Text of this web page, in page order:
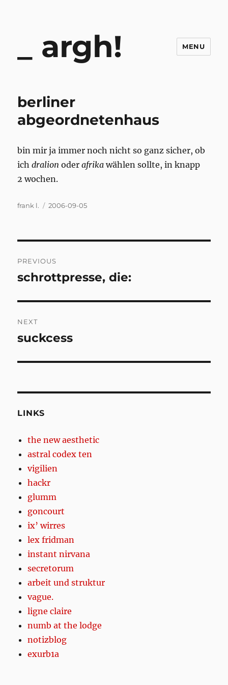
argh! MENU
berliner
abgeordnetenhaus
bin mir ja immer noch nicht so ganz sicher, ob
ichdralion oderafrika wählen sollte, in knapp
2 wochen.
Author
frank l.
Posted
2006-09-05
navigation
PREVIOUS
Previous
schrottpresse, die:
NEXT
Next
suckcess
LINKS
the new aesthetic
astral codex ten
vigilien
hackr
glumm
goncourt
ix’ wirres
lex fridman
instant nirvana
secretorum
arbeit und struktur
vague.
ligne claire
numb at the lodge
notizblog
exurb1a